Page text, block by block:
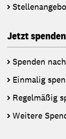
Jetzt spenden
Spenden
Einmalig
Regelmäßig
Weitere